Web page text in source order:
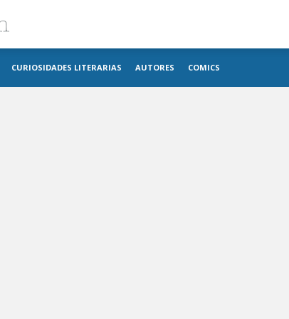
imosver
CURIOSIDADES LITERARIAS AUTORES COMICS